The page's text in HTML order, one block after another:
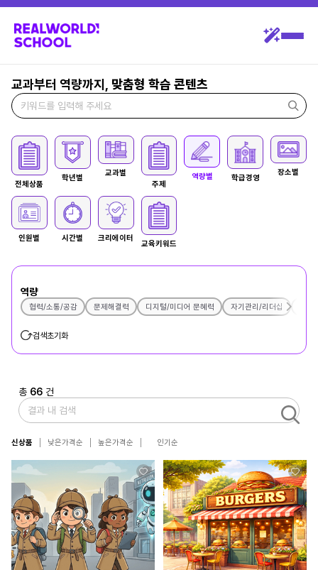
교과부터 역량까지, 맞춤형 학습 콘텐츠
전체상품
학년별
교과별
주제
역량별 학급경영
장소별
인원별 시간별 크리에이터
교육키워드
역량
협력/소통/공감 문제해결력 디지털/미디어 문혜력 자기관리/리더십
검색초기화
총 66 건
신상품 낮은가격순 높은가격순 인기순